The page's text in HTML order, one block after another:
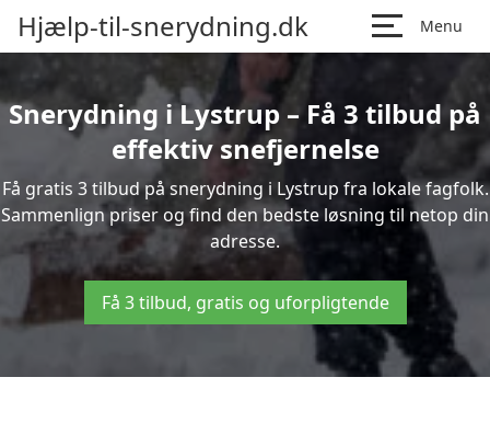
Hjælp-til-snerydning.dk Menu
Snerydning i Lystrup – Få 3 tilbud på
effektiv snefjernelse
Få gratis 3 tilbud på snerydning i Lystrup fra lokale fagfolk.
Sammenlign priser og find den bedste løsning til netop din
adresse.
Få 3 tilbud, gratis og uforpligtende